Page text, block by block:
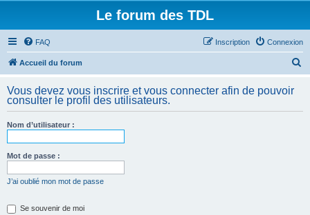
Le forum des TDL
FAQ Connexion
Inscription
Accueil du forum
h
Vous devez vous inscrire et vous connecter afin de pouvoir
consulter le profil des utilisateurs.
Nom d’utilisateur :
Mot de passe :
J’ai oublié mon mot de passe
Se souvenir de moi